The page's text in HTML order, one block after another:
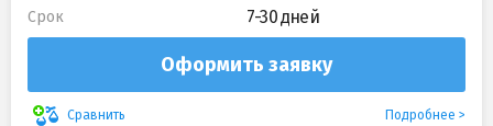
Срок 7-30 дней
Оформить заявку
Сравнить Подробнее